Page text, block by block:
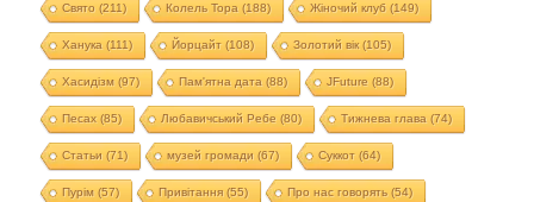
Свято (211) Колель Тора (188) Жіночий клуб (149)
Ханука (111) Йорцайт (108) Золотий вік(105)
Хасидізм (97) Пам'ятна дата (88) JFuture (88)
Песах(85) Любавичський Ребе (80) Тижнева глава (74)
Статьи (71) музей громади (67) Суккот (64)
Пурім (57) Привітання(55) Про нас говорять(54)